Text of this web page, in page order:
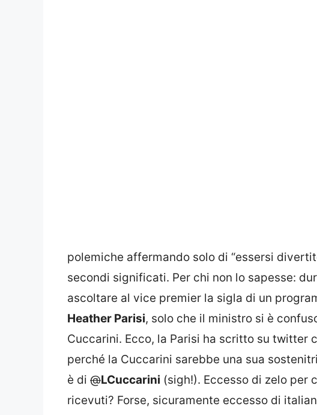
polemiche affermando solo di “essersi
secondi significati. Per chi non lo sapesse:
ascoltare al vice premier la sigla di un
Heather Parisi, solo che il ministro si è
Cuccarini. Ecco, la Parisi ha scritto su twitter
perché la Cuccarini sarebbe una sua
è di @LCuccarini (sigh!). Eccesso di zelo per
ricevuti? Forse, sicuramente eccesso di